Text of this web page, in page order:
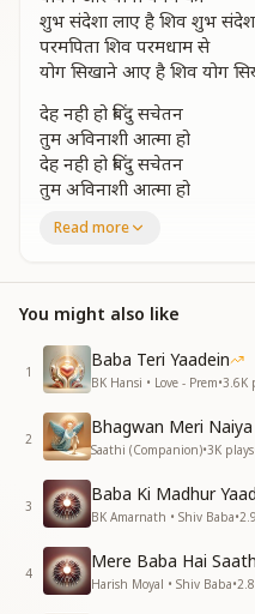
शुभ संदेशा लाए है शिव शुभ
परमपिता शिव परमधाम से
योग सिखाने आए है शिव योग
देह नही हो बिंदु सचेतन
तुम अविनाशी आत्मा हो
देह नही हो बिंदु सचेतन
तुम अविनाशी आत्मा हो
परम सतगुरु परम पिता ने
राजयोग से जनम जनम के
पाप मिटाने आए है शिव
पाप मिटाने आए है
परमपिता शिव परमधाम से
है
जीवन कमल समान बनाओ
आत्माओकी ज्योति जगाओ
जीवन कमल समान बनाओ
आत्माओकी ज्योति जगाओ
परमपिता से योग लगाओ
परमपिता से योग लगाओ
मन वाणी शुद्ध कर्म बनाओ
श्री लक्ष्मी श्री नारायण पद
Read more
You might also like
1
Baba Teri Yaadein
BK Hansi • Love - Prem•3.6K
2
Bhagwan Meri
Saathi (Companion)•3K plays
3
BK Amarnath • Shiv Baba•
4
Mere Baba Hai Saath
Harish Moyal • Shiv Baba•